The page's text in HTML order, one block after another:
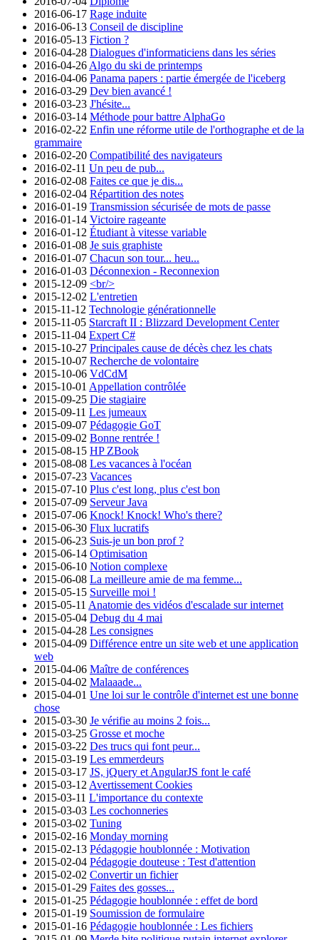
2016-06-17 Rage induite
2016-06-13 Conseil de discipline
2016-05-13 Fiction ?
2016-04-28 Dialogues d'informaticiens dans les séries
2016-04-26 Algo du ski de printemps
2016-04-06 Panama papers : partie émergée de l'iceberg
2016-03-29 Dev bien avancé !
2016-03-23 J'hésite...
2016-03-14 Méthode pour battre AlphaGo
2016-02-22 Enfin une réforme utile de l'orthographe et de la
grammaire
2016-02-20 Compatibilité des navigateurs
2016-02-11 Un peu de pub...
2016-02-08 Faites ce que je dis...
2016-02-04 Répartition des notes
2016-01-19 Transmission sécurisée de mots de passe
2016-01-14 Victoire rageante
2016-01-12 Étudiant à vitesse variable
2016-01-08 Je suis graphiste
2016-01-07 Chacun son tour... heu...
2016-01-03 Déconnexion - Reconnexion
2015-12-09 <br/>
2015-12-02 L'entretien
2015-11-12 Technologie générationnelle
2015-11-05 Starcraft II : Blizzard Development Center
2015-11-04 Expert C#
2015-10-27 Principales cause de décès chez les chats
2015-10-07 Recherche de volontaire
2015-10-06 VdCdM
2015-10-01 Appellation contrôlée
2015-09-25 Die stagiaire
2015-09-11 Les jumeaux
2015-09-07 Pédagogie GoT
2015-09-02 Bonne rentrée !
2015-08-15 HP ZBook
2015-08-08 Les vacances à l'océan
2015-07-23 Vacances
2015-07-10 Plus c'est long, plus c'est bon
2015-07-09 Serveur Java
2015-07-06 Knock! Knock! Who's there?
2015-06-30 Flux lucratifs
2015-06-23 Suis-je un bon prof ?
2015-06-14 Optimisation
2015-06-10 Notion complexe
2015-06-08 La meilleure amie de ma femme...
2015-05-15 Surveille moi !
2015-05-11 Anatomie des vidéos d'escalade sur internet
2015-05-04 Debug du 4 mai
2015-04-28 Les consignes
2015-04-09 Différence entre un site web et une application
web
2015-04-06 Maître de conférences
2015-04-02 Malaaade...
2015-04-01 Une loi sur le contrôle d'internet est une bonne
chose
2015-03-30 Je vérifie au moins 2 fois...
2015-03-25 Grosse et moche
2015-03-22 Des trucs qui font peur...
2015-03-19 Les emmerdeurs
2015-03-17 JS, jQuery et AngularJS font le café
2015-03-12 Avertissement Cookies
2015-03-11 L'importance du contexte
2015-03-03 Les cochonneries
2015-03-02 Tuning
2015-02-16 Monday morning
2015-02-13 Pédagogie houblonnée : Motivation
2015-02-04 Pédagogie douteuse : Test d'attention
2015-02-02 Convertir un fichier
2015-01-29 Faites des gosses...
2015-01-25 Pédagogie houblonnée : effet de bord
2015-01-19 Soumission de formulaire
2015-01-16 Pédagogie houblonnée : Les fichiers